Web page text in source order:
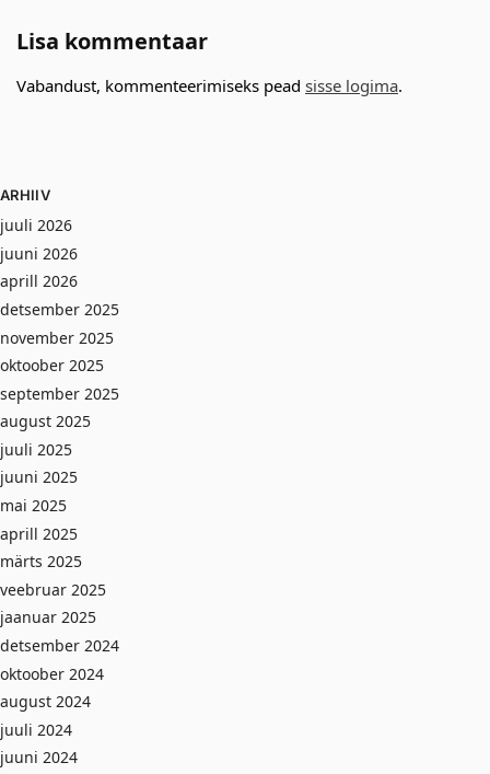
Lisa kommentaar
Vabandust, kommenteerimiseks pead sisse logima.
ARHIIV
juuli 2026
juuni 2026
aprill 2026
detsember 2025
november 2025
oktoober 2025
september 2025
august 2025
juuli 2025
juuni 2025
mai 2025
aprill 2025
märts 2025
veebruar 2025
jaanuar 2025
detsember 2024
oktoober 2024
august 2024
juuli 2024
juuni 2024